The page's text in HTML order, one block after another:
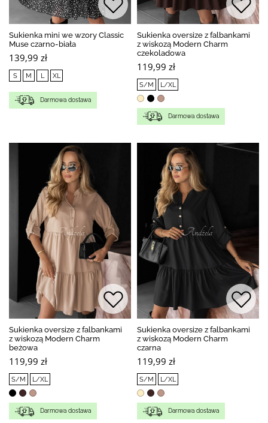
Sukienka mini we wzory Classic
Muse czarno-biała
139,99 zł
S M L XL
Darmowa dostawa
Sukienka oversize z falbankami
z wiskozą Modern Charm
czekoladowa
119,99 zł
S/M L/XL
Darmowa dostawa
Sukienka oversize z falbankami
z wiskozą Modern Charm
beżowa
119,99 zł
S/M L/XL
Darmowa dostawa
Sukienka oversize z falbankami
z wiskozą Modern Charm
czarna
119,99 zł
S/M L/XL
Darmowa dostawa